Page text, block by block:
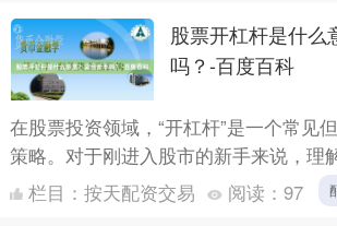
股票开杠杆是什么
吗？-百度百科
在股票投资领域，“开杠杆”是一个常见
策略。对于刚进入股市的新手来说，理
作方式及其潜在风险至关重要。本文将
方式、优....
栏目： 按天配资交易 阅读： 97